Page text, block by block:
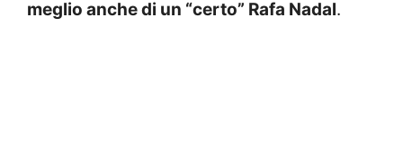
meglio anche di un “certo” Rafa Nadal.